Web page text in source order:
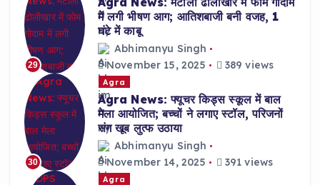
29
में लगी भीषण आग; आतिशबाजी बनी वजह, 1
घंटे में काबू
Abhimanyu Singh
November 15, 2025
389 views
30
Agra
Agra News: फ्यूचर किड्स स्कूल में बाल
मेला आयोजित; बच्चों ने लगाए स्टॉल, परिजनों
संग खूब लुत्फ उठाया
Abhimanyu Singh
November 14, 2025
391 views
Agra